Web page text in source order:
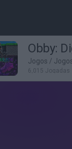
Obby:
Jogos /
6,015 Jogadas